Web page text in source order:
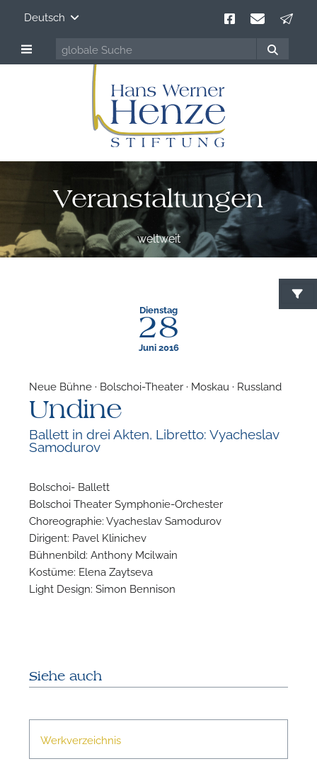
Deutsch
Veranstaltungen
weltweit
Dienstag
28
Juni 2016
Neue Bühne · Bolschoi-Theater · Moskau · Russland
Undine
Ballett in drei Akten, Libretto: Vyacheslav
Samodurov
Bolschoi- Ballett
Bolschoi Theater Symphonie-Orchester
Choreographie: Vyacheslav Samodurov
Dirigent: Pavel Klinichev
Bühnenbild: Anthony Mcilwain
Kostüme: Elena Zaytseva
Light Design: Simon Bennison
Siehe auch
Werkverzeichnis